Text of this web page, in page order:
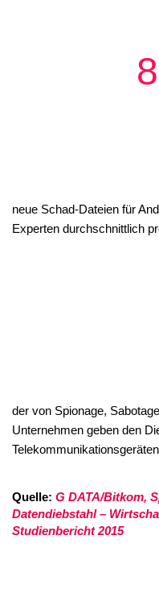
neue Schad-Dateien für
Experten durchschnittlich
der von Spionage,
Unternehmen geben den
Quelle: G DATA/Bitkom,
Datendiebstahl –
Studienbericht 2015